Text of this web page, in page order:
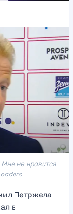
не нравится
Петржела
в